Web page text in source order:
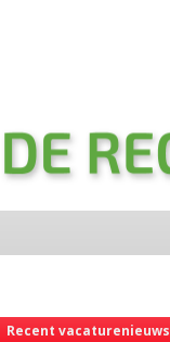
Recent vacaturenieuws